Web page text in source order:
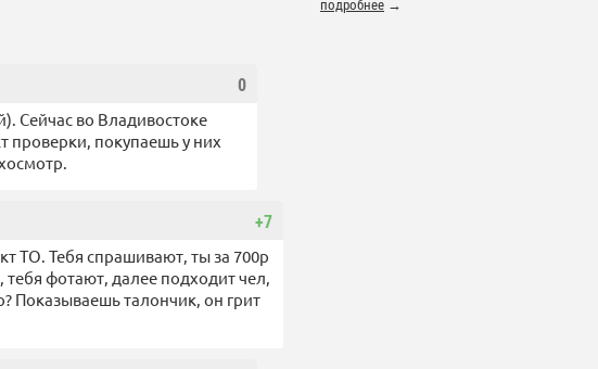
подробнее →
0
Сейчас во Владивостоке
проверки, покупаешь у них
+7
ТО. Тебя спрашивают, ты за 700р
тебя фотают, далее подходит чел,
Показываешь талончик, он грит